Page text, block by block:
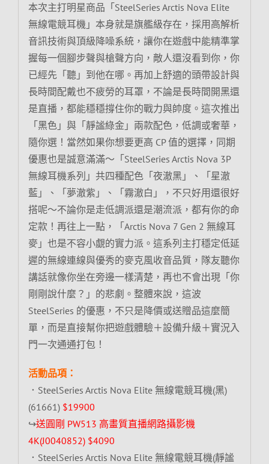
本次主打明星商品「SteelSeries Arctis Nova Elite
無線電競耳機」本身就是旗艦級存在，採用高解析
音訊技術與頂級降噪系統，讓你在遊戲中能精準掌
握每一個腳步聲與槍聲方向，敵人還沒看到你，你
已經先「聽」到他在哪。再加上舒適的頭帶設計與
長時間配戴也不疲勞的耳罩，不論是長時間開黑還
是直播，都能穩穩撐住你的戰力與帥度。這次推出
「黑色」與「靜謐綠金」兩款配色，低調或奢華，
隨你選！當然如果你想要更高 CP 值的選擇，同期
優惠也是誠意滿滿～「SteelSeries Arctis Nova 3P
無線耳機系列」共四種配色「夜澈黑」、「星澈
藍」、「夢澈紫」、「霧澈白」，不只好用還很好
搭呢～不論你是走低調派還是潮流派，都有你的命
定款！再往上一點，「Arctis Nova 7 Gen 2 無線耳
麥」也是不容小覷的實力派。這系列主打穩定低延
遲的無線連線與優秀的麥克風收音品質，隊友聽你
講話就像你坐在旁邊一樣清楚，再也不會出現「你
剛剛說什麼？」的悲劇。整體來說，這波
SteelSeries 的優惠，不只是降價或送贈品這麼簡
單，而是直接幫你把遊戲體驗＋設備升級＋實況入
門一次通通打包！
活動品項：
．SteelSeries Arctis Nova Elite 無線電競耳機(黑)
(61661) $19900
↪送圓剛 PW513 高畫質直播網路攝影機
4K(J0040852) $4090
．SteelSeries Arctis Nova Elite 無線電競耳機(靜謐